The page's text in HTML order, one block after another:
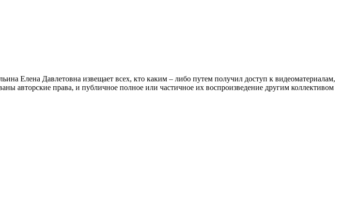
Елена Давлетовна извещает всех, кто каким – либо путем получил доступ к видеоматериалам,
авторские права, и публичное полное или частичное их воспроизведение другим коллективом